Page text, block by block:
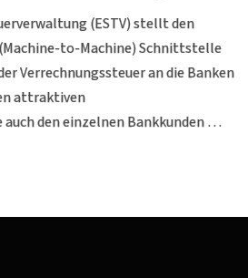
(ESTV) stellt den
(Machine-to-Machine) Schnittstelle
Verrechnungssteuer an die Banken
attraktiven
den einzelnen Bankkunden …